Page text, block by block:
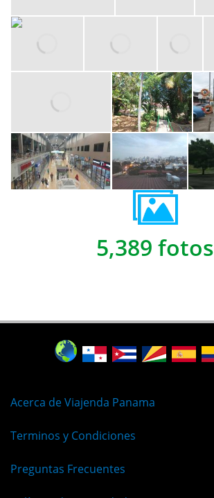
5,389 fotos
Acerca de Viajenda Panama
Terminos y Condiciones
Preguntas Frecuentes